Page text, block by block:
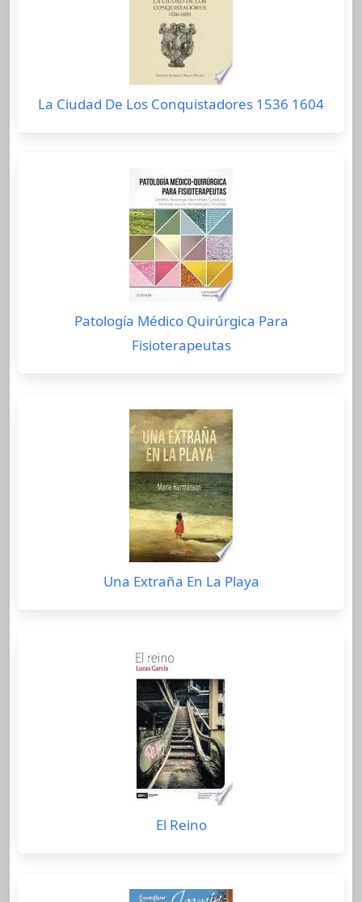
La Ciudad De Los Conquistadores 1536 1604
Patología Médico Quirúrgica Para
Fisioterapeutas
Una Extraña En La Playa
El Reino